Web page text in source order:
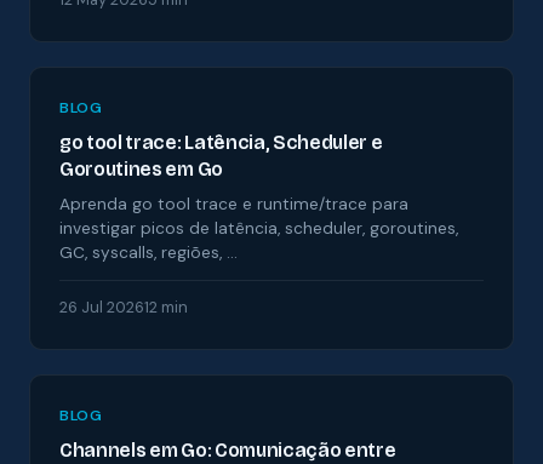
BLOG
go tool trace: Latência, Scheduler e
Goroutines em Go
Aprenda go tool trace e runtime/trace para
investigar picos de latência, scheduler, goroutines,
GC, syscalls, regiões, …
26 Jul 202612 min
BLOG
Channels em Go: Comunicação entre